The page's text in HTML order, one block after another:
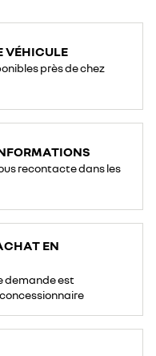
VÉHICULE
près de chez
recontacte dans les
EN
demande est